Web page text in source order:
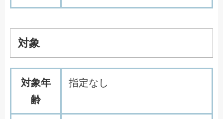
対象
対象年
齢
指定なし